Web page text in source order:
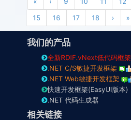
15
16 17 18 › Next
»
我们的产品
全新RDIF.vNext低代码框架
.NET C/S敏捷开发框架
.NET Web敏捷开发框架
快速开发框架(EasyUI版本)
.NET 代码生成器
相关链接